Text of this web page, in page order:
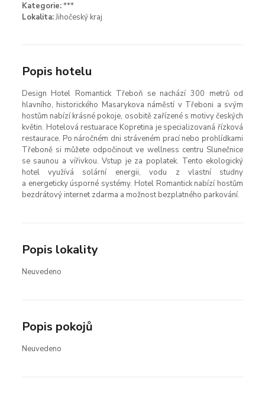
Kategorie:***
Lokalita:Jihočeský kraj
Popis hotelu
Design Hotel Romantick Třeboň se nachází 300 metrů od
hlavního, historického Masarykova náměstí v Třeboni a svým
hostům nabízí krásné pokoje, osobitě zařízené s motivy českých
květin. Hotelová restuarace Kopretina je specializovaná řízková
restaurace. Po náročném dni stráveném prací nebo prohlídkami
Třeboně si můžete odpočinout ve wellness centru Slunečnice
se saunou a vířivkou. Vstup je za poplatek. Tento ekologický
hotel využívá solární energii, vodu z vlastní studny
a energeticky úsporné systémy. Hotel Romantick nabízí hostům
bezdrátový internet zdarma a možnost bezplatného parkování.
Popis lokality
Neuvedeno
Popis pokojů
Neuvedeno